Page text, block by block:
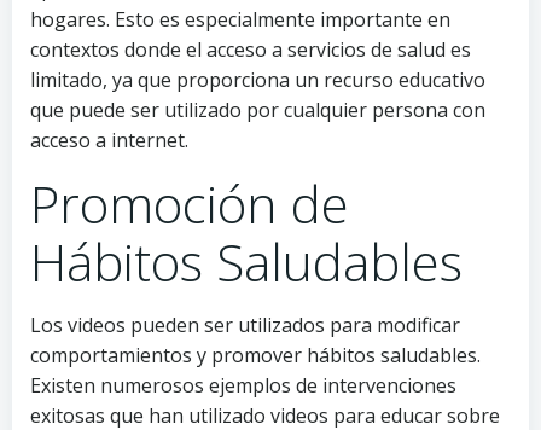
hogares. Esto es especialmente importante en
contextos donde el acceso a servicios de salud es
limitado, ya que proporciona un recurso educativo
que puede ser utilizado por cualquier persona con
acceso a internet.
Promoción de
Hábitos Saludables
Los videos pueden ser utilizados para modificar
comportamientos y promover hábitos saludables.
Existen numerosos ejemplos de intervenciones
exitosas que han utilizado videos para educar sobre